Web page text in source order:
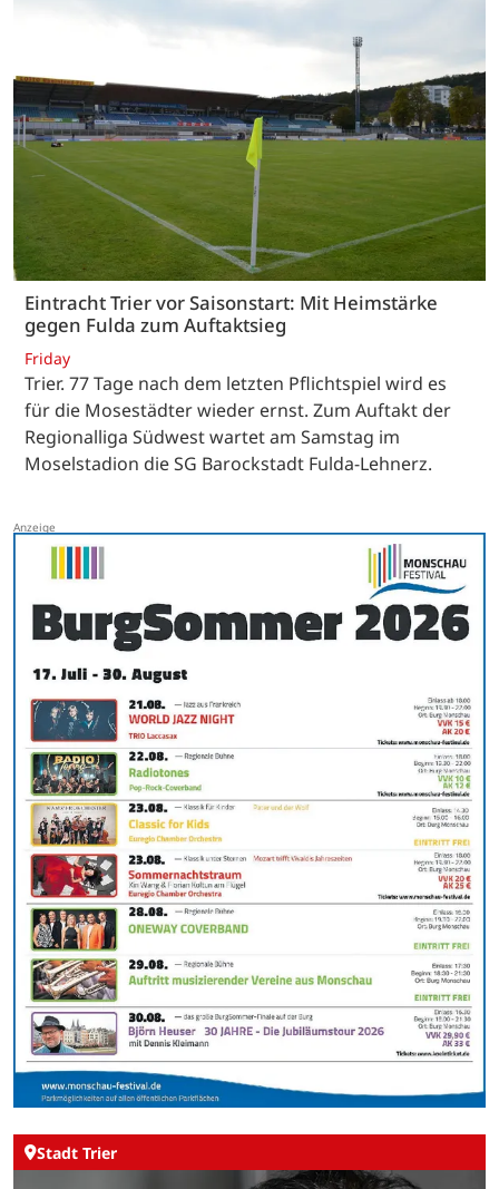
Eintracht Trier vor Saisonstart: Mit Heimstärke
gegen Fulda zum Auftaktsieg
Friday
Trier. 77 Tage nach dem letzten Pflichtspiel wird es
für die Mosestädter wieder ernst. Zum Auftakt der
Regionalliga Südwest wartet am Samstag im
Moselstadion die SG Barockstadt Fulda-Lehnerz.
Stadt Trier